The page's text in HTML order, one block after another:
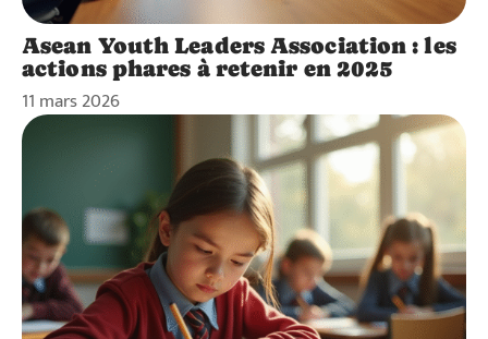
Asean Youth Leaders Association : les
actions phares à retenir en 2025
11 mars 2026